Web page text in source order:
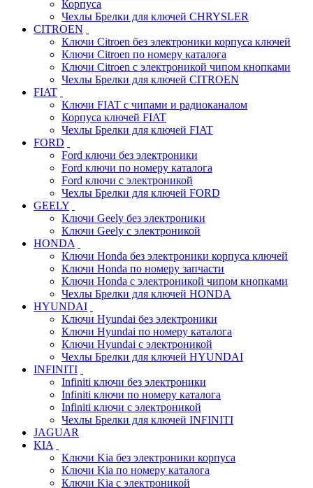
Корпуса
Чехлы Брелки для ключей CHRYSLER
CITROEN
Ключи Citroen без электроники корпуса ключей
Ключи Citroen по номеру каталога
Ключи Citroen с электроникой чипом кнопками
Чехлы Брелки для ключей CITROEN
FIAT
Ключи FIAT с чипами и радиоканалом
Корпуса ключей FIAT
Чехлы Брелки для ключей FIAT
FORD
Ford ключи без электроники
Ford ключи по номеру каталога
Ford ключи с электроникой
Чехлы Брелки для ключей FORD
GEELY
Ключи Geely без электроники
Ключи Geely с электроникой
HONDA
Ключи Honda без электроники корпуса ключей
Ключи Honda по номеру запчасти
Ключи Honda с электроникой чипом кнопками
Чехлы Брелки для ключей HONDA
HYUNDAI
Ключи Hyundai без электроники
Ключи Hyundai по номеру каталога
Ключи Hyundai с электроникой
Чехлы Брелки для ключей HYUNDAI
INFINITI
Infiniti ключи без электроники
Infiniti ключи по номеру каталога
Infiniti ключи с электроникой
Чехлы Брелки для ключей INFINITI
JAGUAR
KIA
Ключи Kia без электроники корпуса
Ключи Kia по номеру каталога
Ключи Kia с электроникой